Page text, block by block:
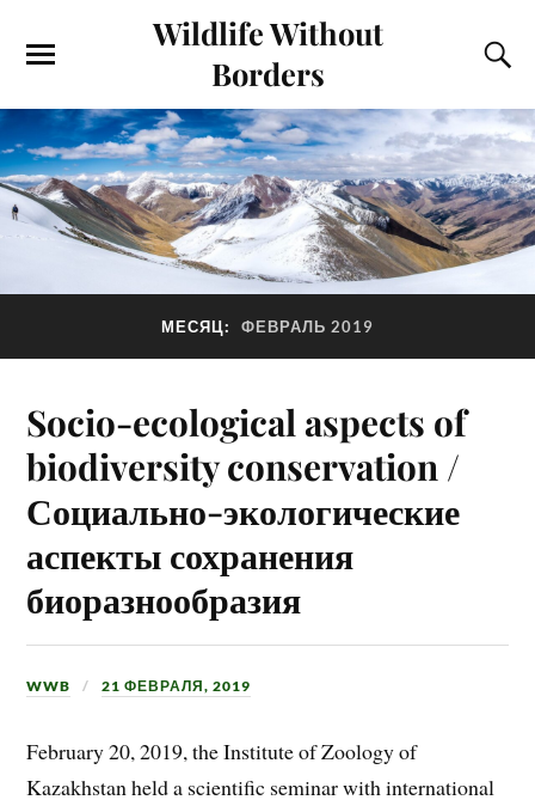
Wildlife Without
Borders
МЕСЯЦ: ФЕВРАЛЬ 2019
Socio-ecological aspects of
biodiversity conservation /
Социально-экологические
аспекты сохранения
биоразнообразия
WWB 21 ФЕВРАЛЯ, 2019
February 20, 2019, the Institute of Zoology of
Kazakhstan held a scientific seminar with international